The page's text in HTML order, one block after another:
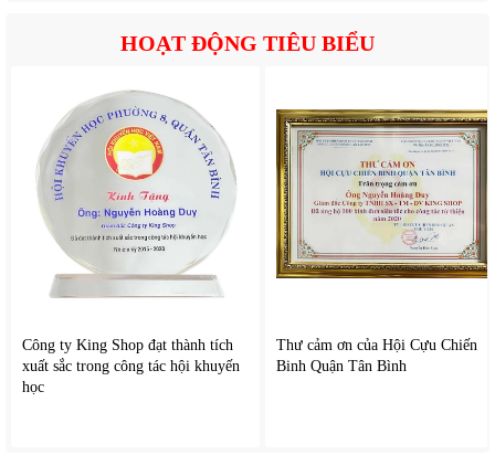
Nhiều chế độ gió linh hoạt
thường, gió tự nhiên, gió ngủ… giúp người dùng dễ dàng tùy
chỉnh theo nhu cầu sử dụng và thời điểm trong ngày.
Lọc không khí hiệu quả
Hệ thống lọc bụi kết hợp với tấm làm mát giúp loại bỏ một
phần bụi bẩn trong không khí, mang lại môi trường sống
trong lành hơn.
Dễ sử dụng
Bảng điều khiển cảm ứng trực quan, dễ thao tác, phù hợp
với mọi đối tượng người dùng. Ngoài ra còn có remote điều
HOẠT ĐỘNG TIÊU BIỂU
Công ty King Shop đạt thành tích
xuất sắc trong công tác hội khuyến
học
Thư cảm ơn của Hội Cựu Chiến
Binh Quận Tân Bình